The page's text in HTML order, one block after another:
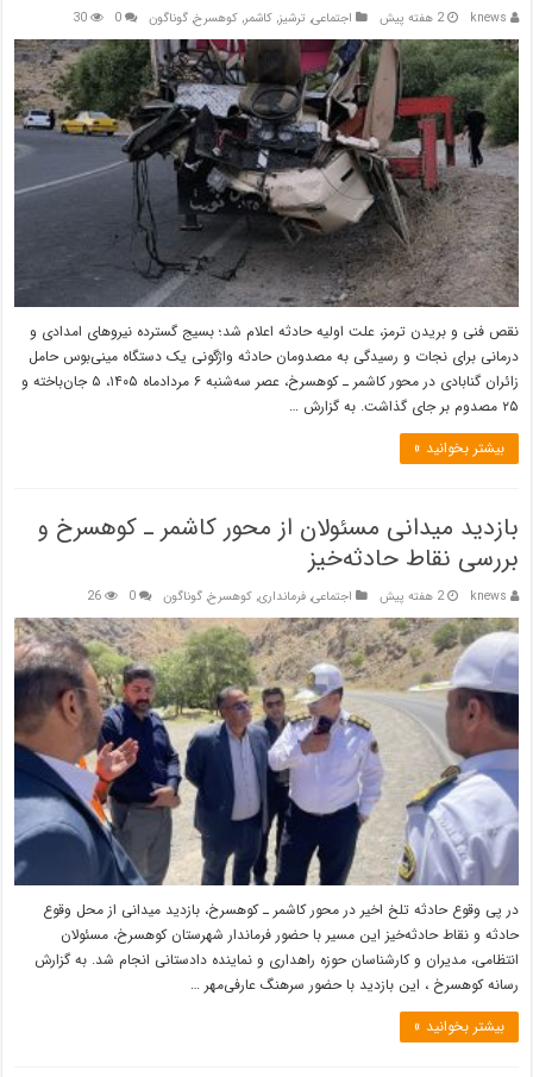
knews 2 هفته پیش اجتماعی, ترشیز,کاشمر,کوهسرخ,گوناگون 0
30
نقص فنی و بریدن ترمز، علت اولیه حادثه اعلام شد؛ بسیج گسترده نیروهای امدادی و
درمانی برای نجات و رسیدگی به مصدومان حادثه واژگونی یک دستگاه مینی‌بوس حامل
زائران گنابادی در محور کاشمر ـ کوهسرخ، عصر سه‌شنبه ۶ مردادماه ۱۴۰۵، ۵ جان‌باخته و
۲۵ مصدوم بر جای گذاشت. به گزارش …
بیشتر بخوانید »
بازدید میدانی مسئولان از محور کاشمر ـ کوهسرخ و
بررسی نقاط حادثه‌خیز
knews 2 هفته پیش اجتماعی,فرمانداری,کوهسرخ,گوناگون 0
26
در پی وقوع حادثه تلخ اخیر در محور کاشمر ـ کوهسرخ، بازدید میدانی از محل وقوع
حادثه و نقاط حادثه‌خیز این مسیر با حضور فرماندار شهرستان کوهسرخ، مسئولان
انتظامی، مدیران و کارشناسان حوزه راهداری و نماینده دادستانی انجام شد. به گزارش
رسانه کوهسرخ ، این بازدید با حضور سرهنگ عارفی‌مهر …
بیشتر بخوانید »